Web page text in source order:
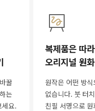
꿀
는
요.
복제품은 따
오리지널 원
원작은 어떤 방
없습니다. 붓 터
친필 서명으로